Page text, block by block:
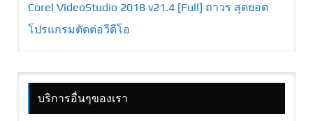
Corel VideoStudio 2018 v21.4 [Full] ถาวร สุดยอด
โปรแกรมตัดต่อวีดีโอ
บริการอื่นๆของเรา